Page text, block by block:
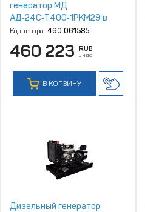
генератор МД
АД‑24С‑Т400‑1РКМ29 в
шумозащитном кожухе
Код товара: 460.061585
460 223 RUB
с НДС
В КОРЗИНУ
Дизельный генератор